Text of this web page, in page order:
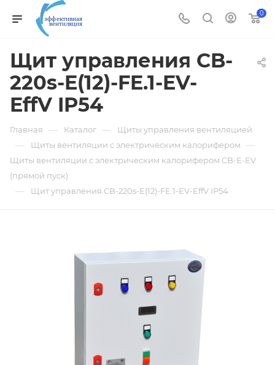
0
Щит управления CB-
220s-E(12)-FE.1-EV-
EffV IP54
Главная — Каталог — Щиты управления вентиляцией
— Щиты вентиляции с электрическим калорифером —
Щиты вентиляции с электрическим калорифером CB-E-EV
(прямой пуск)
— Щит управления CB-220s-E(12)-FE.1-EV-EffV IP54